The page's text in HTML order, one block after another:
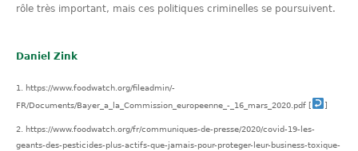
rôle très important, mais ces politiques criminelles se poursuivent.
Daniel Zink
https://www.foodwatch.org/fileadmin/-
FR/Documents/Bayer_a_la_Commission_europeenne_-_16_mars_2020.pdf [ ]
https://www.foodwatch.org/fr/communiques-de-presse/2020/covid-19-les-
geants-des-pesticides-plus-actifs-que-jamais-pour-proteger-leur-business-toxique-